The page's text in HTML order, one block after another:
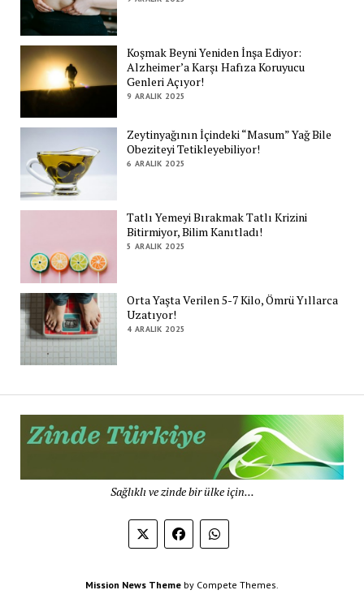
Koşmak Beyni Yeniden İnşa Ediyor:
Alzheimer’a Karşı Hafıza Koruyucu
Genleri Açıyor!
9 ARALIK 2025
Zeytinyağının İçindeki “Masum” Yağ Bile
Obeziteyi Tetikleyebiliyor!
6 ARALIK 2025
Tatlı Yemeyi Bırakmak Tatlı Krizini
Bitirmiyor, Bilim Kanıtladı!
5 ARALIK 2025
Orta Yaşta Verilen 5-7 Kilo, Ömrü Yıllarca
Uzatıyor!
4 ARALIK 2025
Sağlıklı ve zinde bir ülke için...
Mission News Theme by Compete Themes.